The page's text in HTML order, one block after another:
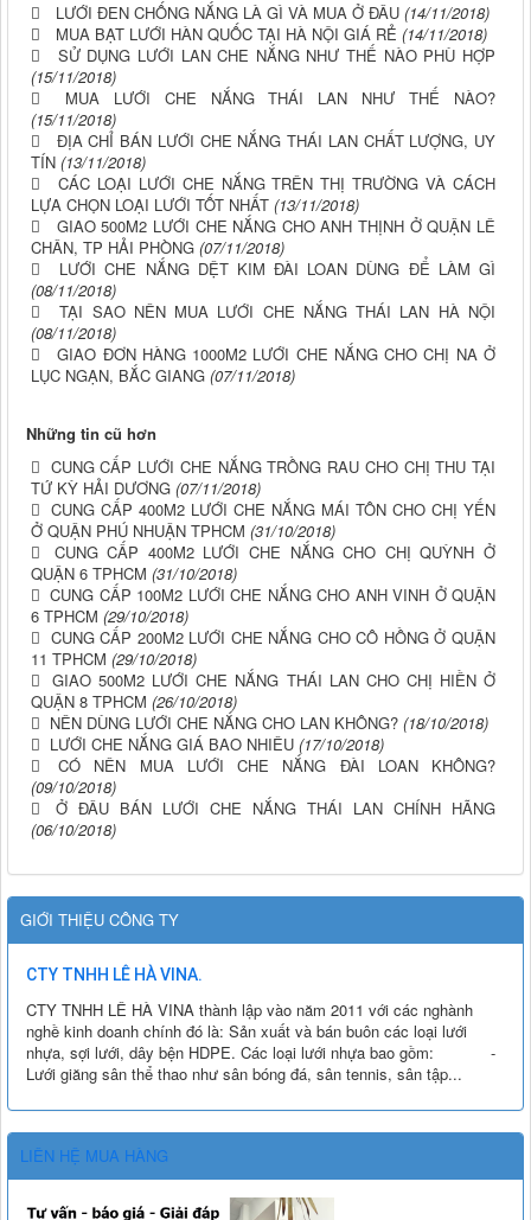
LƯỚI ĐEN CHỐNG NẮNG LÀ GÌ VÀ MUA Ở ĐÂU (14/11/2018)
MUA BẠT LƯỚI HÀN QUỐC TẠI HÀ NỘI GIÁ RẺ (14/11/2018)
SỬ DỤNG LƯỚI LAN CHE NẮNG NHƯ THẾ NÀO PHÙ HỢP
(15/11/2018)
MUA LƯỚI CHE NẮNG THÁI LAN NHƯ THẾ NÀO?
(15/11/2018)
ĐỊA CHỈ BÁN LƯỚI CHE NẮNG THÁI LAN CHẤT LƯỢNG, UY
TÍN (13/11/2018)
CÁC LOẠI LƯỚI CHE NẮNG TRÊN THỊ TRƯỜNG VÀ CÁCH
LỰA CHỌN LOẠI LƯỚI TỐT NHẤT (13/11/2018)
GIAO 500M2 LƯỚI CHE NẮNG CHO ANH THỊNH Ở QUẬN LÊ
CHÂN, TP HẢI PHÒNG (07/11/2018)
LƯỚI CHE NẮNG DỆT KIM ĐÀI LOAN DÙNG ĐỂ LÀM GÌ
(08/11/2018)
TẠI SAO NÊN MUA LƯỚI CHE NẮNG THÁI LAN HÀ NỘI
(08/11/2018)
GIAO ĐƠN HÀNG 1000M2 LƯỚI CHE NẮNG CHO CHỊ NA Ở
LỤC NGẠN, BẮC GIANG (07/11/2018)
Những tin cũ hơn
CUNG CẤP LƯỚI CHE NẮNG TRỒNG RAU CHO CHỊ THU TẠI
TỨ KỲ HẢI DƯƠNG (07/11/2018)
CUNG CẤP 400M2 LƯỚI CHE NẮNG MÁI TÔN CHO CHỊ YẾN
Ở QUẬN PHÚ NHUẬN TPHCM (31/10/2018)
CUNG CẤP 400M2 LƯỚI CHE NẮNG CHO CHỊ QUỲNH Ở
QUẬN 6 TPHCM (31/10/2018)
CUNG CẤP 100M2 LƯỚI CHE NẮNG CHO ANH VINH Ở QUẬN
6 TPHCM (29/10/2018)
CUNG CẤP 200M2 LƯỚI CHE NẮNG CHO CÔ HỒNG Ở QUẬN
11 TPHCM (29/10/2018)
GIAO 500M2 LƯỚI CHE NẮNG THÁI LAN CHO CHỊ HIỀN Ở
QUẬN 8 TPHCM (26/10/2018)
NÊN DÙNG LƯỚI CHE NẮNG CHO LAN KHÔNG? (18/10/2018)
LƯỚI CHE NẮNG GIÁ BAO NHIÊU (17/10/2018)
CÓ NÊN MUA LƯỚI CHE NẮNG ĐÀI LOAN KHÔNG?
(09/10/2018)
Ở ĐÂU BÁN LƯỚI CHE NẮNG THÁI LAN CHÍNH HÃNG
(06/10/2018)
GIỚI THIỆU CÔNG TY
CTY TNHH LÊ HÀ VINA.
CTY TNHH LÊ HÀ VINA thành lập vào năm 2011 với các nghành
nghề kinh doanh chính đó là: Sản xuất và bán buôn các loại lưới
nhựa, sợi lưới, dây bện HDPE. Các loại lưới nhựa bao gồm: -
Lưới giăng sân thể thao như sân bóng đá, sân tennis, sân tập...
LIÊN HỆ MUA HÀNG